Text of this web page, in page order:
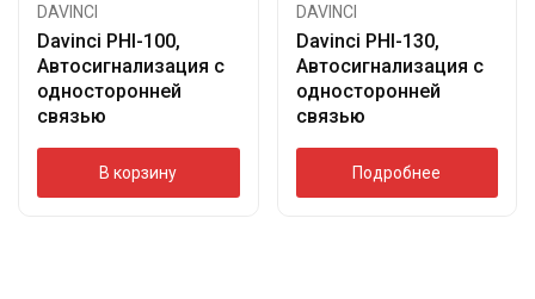
DAVINCI
Davinci PHI-100,
Автосигнализация с
односторонней
связью
В корзину
DAVINCI
Davinci PHI-130,
Автосигнализация с
односторонней
связью
Подробнее